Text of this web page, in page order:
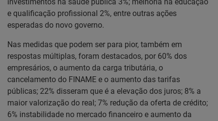
e qualificação profissional 2%, entre outras ações
esperadas do novo governo.
Nas medidas que podem ser para pior, também em
respostas múltiplas, foram destacados, por 60% dos
empresários, o aumento da carga tributária, o
cancelamento do FINAME e o aumento das tarifas
públicas; 22% disseram que é a elevação dos juros; 8% a
maior valorização do real; 7% redução da oferta de crédito;
6% instabilidade no mercado financeiro e aumento da